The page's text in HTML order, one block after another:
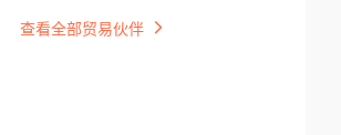
查看全部贸易伙伴